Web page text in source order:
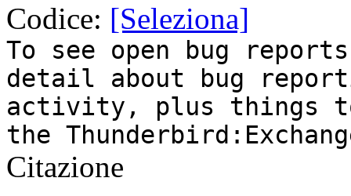
Codice: [Seleziona]
To see open bug
detail about bug
activity, plus things
the
Citazione